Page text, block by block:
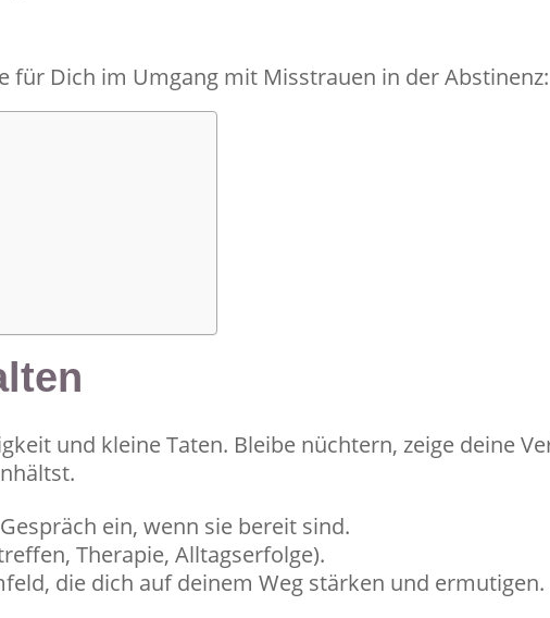
für Dich im Umgang mit Misstrauen in der Abstinenz:
und kleine Taten. Bleibe nüchtern, zeige deine
ein, wenn sie bereit sind.
Therapie, Alltagserfolge).
die dich auf deinem Weg stärken und ermutigen.